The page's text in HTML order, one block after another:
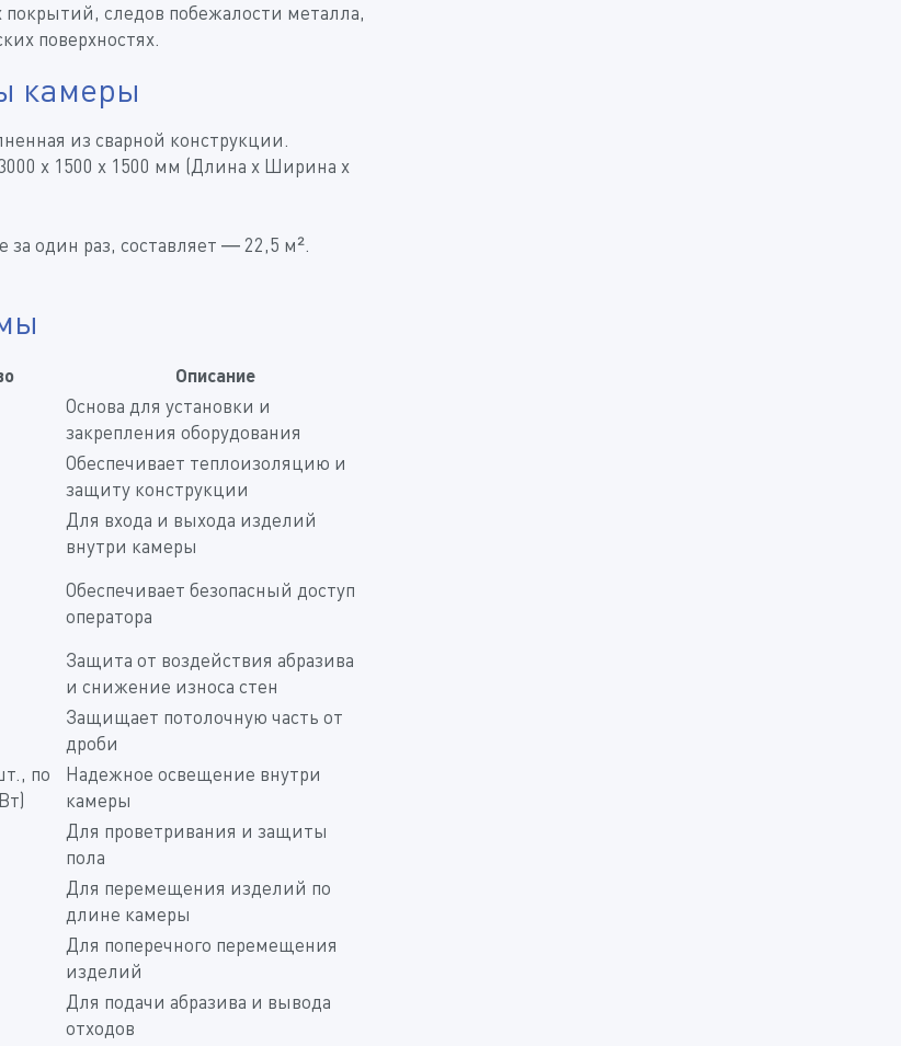
следов побежалости металла,
поверхностях.
камеры
из сварной конструкции.
х 1500 х 1500 мм (Длина х Ширина х
за один раз, составляет — 22,5 м².
Описание
Основа для установки и
закрепления оборудования
Обеспечивает теплоизоляцию и
защиту конструкции
Для входа и выхода изделий
внутри камеры
Обеспечивает безопасный доступ
оператора
Защита от воздействия абразива
и снижение износа стен
Защищает потолочную часть от
дроби
по
Надежное освещение внутри
камеры
Для проветривания и защиты
пола
Для перемещения изделий по
длине камеры
Для поперечного перемещения
изделий
Для подачи абразива и вывода
отходов